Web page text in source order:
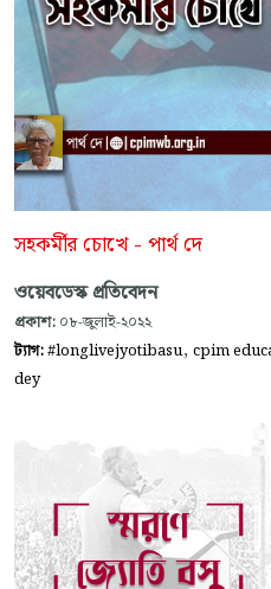
সহকর্মীর চোখে - পার্থ দে
ওয়েবডেস্ক প্রতিবেদন
প্রকাশ: ০৮-জুলাই-২০২২
ট্যাগ:#longlivejyotibasu, cpim
dey